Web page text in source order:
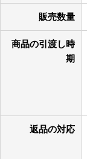
販売数量
商品の引渡し時
期
返品の対応